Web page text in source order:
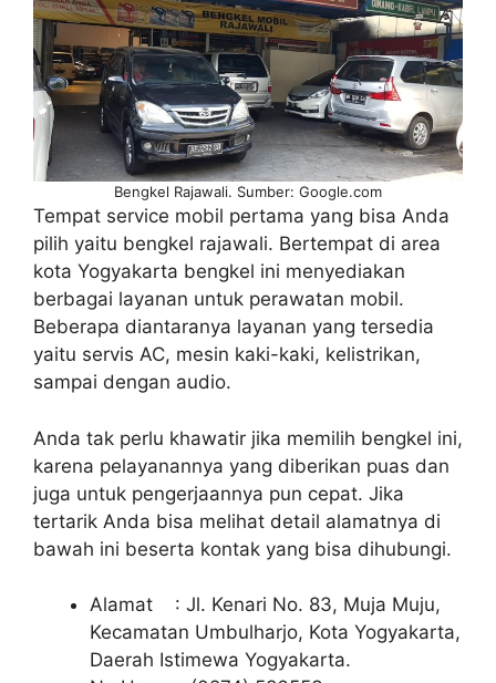
Bengkel Rajawali. Sumber: Google.com
Tempat service mobil pertama yang bisa Anda
pilih yaitu bengkel rajawali. Bertempat di area
kota Yogyakarta bengkel ini menyediakan
berbagai layanan untuk perawatan mobil.
Beberapa diantaranya layanan yang tersedia
yaitu servis AC, mesin kaki-kaki, kelistrikan,
sampai dengan audio.
Anda tak perlu khawatir jika memilih bengkel ini,
karena pelayanannya yang diberikan puas dan
juga untuk pengerjaannya pun cepat. Jika
tertarik Anda bisa melihat detail alamatnya di
bawah ini beserta kontak yang bisa dihubungi.
Alamat : Jl. Kenari No. 83, Muja Muju,
Kecamatan Umbulharjo, Kota Yogyakarta,
Daerah Istimewa Yogyakarta.